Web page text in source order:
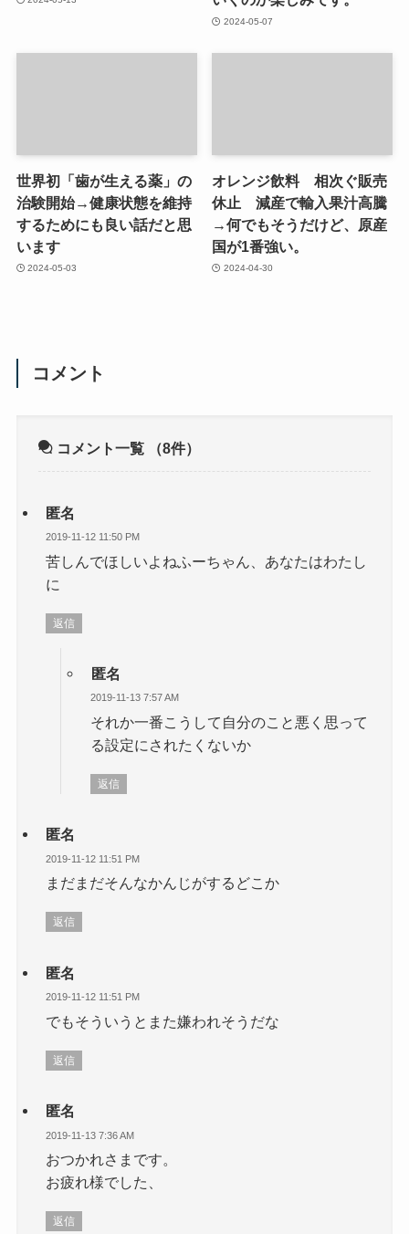
2024-05-07
世界初「歯が生える薬」の
治験開始→健康状態を維持
するためにも良い話だと思
います
2024-05-03
オレンジ飲料 相次ぐ販売
休止 減産で輸入果汁高騰
→何でもそうだけど、原産
国が1番強い。
2024-04-30
コメント
コメント一覧 （8件）
匿名
2019-11-12 11:50 PM
苦しんでほしいよねふーちゃん、あなたはわたし
に
返信
匿名
2019-11-13 7:57 AM
それか一番こうして自分のこと悪く思って
る設定にされたくないか
返信
匿名
2019-11-12 11:51 PM
まだまだそんなかんじがするどこか
返信
匿名
2019-11-12 11:51 PM
でもそういうとまた嫌われそうだな
返信
匿名
2019-11-13 7:36 AM
おつかれさまです。
お疲れ様でした、
返信